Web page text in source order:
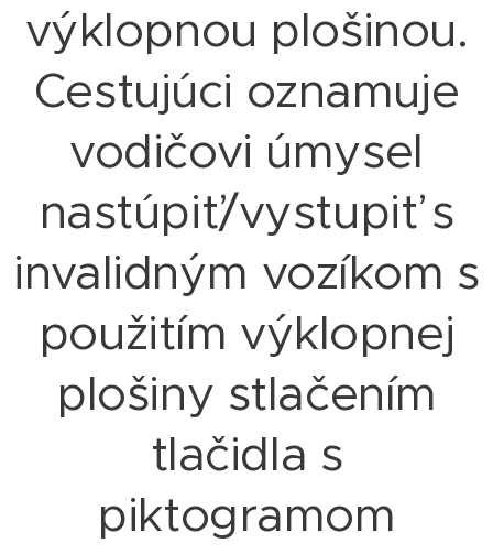
výklopnou plošinou.
Cestujúci oznamuje
vodičovi úmysel
nastúpiť/vystupiť s
invalidným vozíkom s
použitím výklopnej
plošiny stlačením
tlačidla s
piktogramom